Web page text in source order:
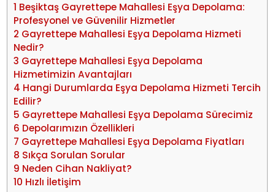
1 Beşiktaş Gayrettepe Mahallesi Eşya Depolama:
Profesyonel ve Güvenilir Hizmetler
2 Gayrettepe Mahallesi Eşya Depolama Hizmeti
Nedir?
3 Gayrettepe Mahallesi Eşya Depolama
Hizmetimizin Avantajları
4 Hangi Durumlarda Eşya Depolama Hizmeti Tercih
Edilir?
5 Gayrettepe Mahallesi Eşya Depolama Sürecimiz
6 Depolarımızın Özellikleri
7 Gayrettepe Mahallesi Eşya Depolama Fiyatları
8 Sıkça Sorulan Sorular
9 Neden Cihan Nakliyat?
10 Hızlı İletişim